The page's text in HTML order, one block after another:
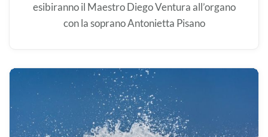
esibiranno il Maestro Diego Ventura all’organo
con la soprano Antonietta Pisano